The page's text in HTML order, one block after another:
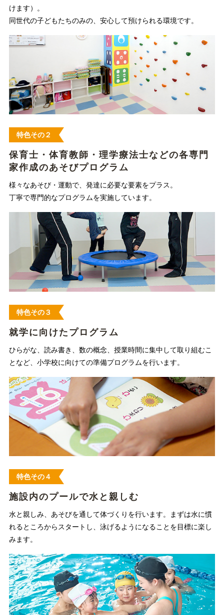
けます）。
同世代の子どもたちのみの、安心して預けられる環境です。
特色その２
保育士・体育教師・理学療法士などの各専門
家作成のあそびプログラム
様々なあそび・運動で、発達に必要な要素をプラス。
丁寧で専門的なプログラムを実施しています。
特色その３
就学に向けたプログラム
ひらがな、読み書き、数の概念、授業時間に集中して取り組むこ
となど、小学校に向けての準備プログラムを行います。
特色その４
施設内のプールで水と親しむ
水と親しみ、あそびを通して体づくりを行います。まずは水に慣
れるところからスタートし、泳げるようになることを目標に楽し
みます。